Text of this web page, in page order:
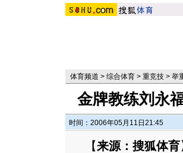
体育频道 > 综合体育 > 重竞技 > 举
金牌教练刘永
时间：2006年05月11日21:45
【来源：搜狐体育